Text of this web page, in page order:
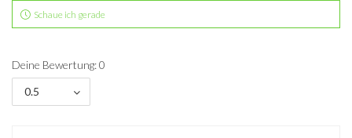
Schaue ich gerade
Deine Bewertung: 0
0.5